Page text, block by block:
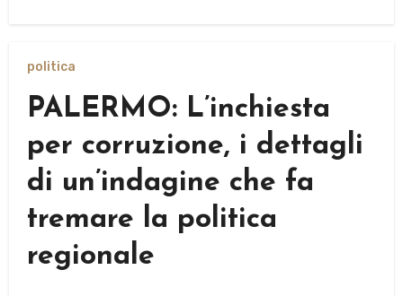
politica
PALERMO: L’inchiesta
per corruzione, i dettagli
di un’indagine che fa
tremare la politica
regionale